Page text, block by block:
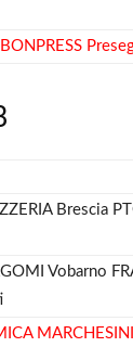
Brescia
Vobarno